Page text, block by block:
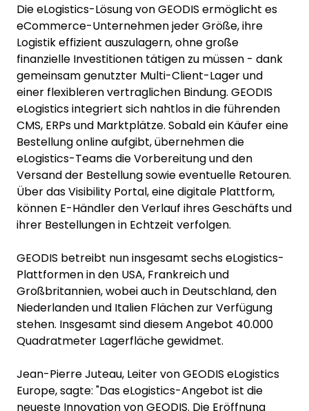
Die eLogistics-Lösung von GEODIS ermöglicht es
eCommerce-Unternehmen jeder Größe, ihre
Logistik effizient auszulagern, ohne große
finanzielle Investitionen tätigen zu müssen - dank
gemeinsam genutzter Multi-Client-Lager und
einer flexibleren vertraglichen Bindung. GEODIS
eLogistics integriert sich nahtlos in die führenden
CMS, ERPs und Marktplätze. Sobald ein Käufer eine
Bestellung online aufgibt, übernehmen die
eLogistics-Teams die Vorbereitung und den
Versand der Bestellung sowie eventuelle Retouren.
Über das Visibility Portal, eine digitale Plattform,
können E-Händler den Verlauf ihres Geschäfts und
ihrer Bestellungen in Echtzeit verfolgen.
GEODIS betreibt nun insgesamt sechs eLogistics-
Plattformen in den USA, Frankreich und
Großbritannien, wobei auch in Deutschland, den
Niederlanden und Italien Flächen zur Verfügung
stehen. Insgesamt sind diesem Angebot 40.000
Quadratmeter Lagerfläche gewidmet.
Jean-Pierre Juteau, Leiter von GEODIS eLogistics
Europe, sagte: "Das eLogistics-Angebot ist die
neueste Innovation von GEODIS. Die Eröffnung